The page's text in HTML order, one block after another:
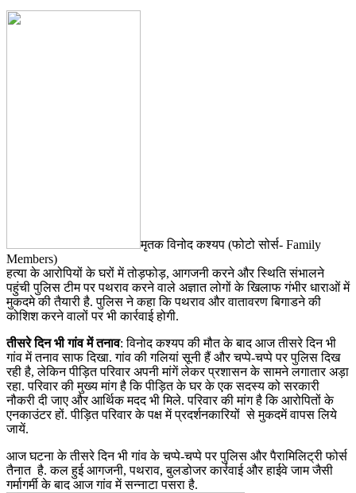
मृतक विनोद कश्यप (फोटो सोर्स- Family
Members)
हत्या के आरोपियों के घरों में तोड़फोड़, आगजनी करने और स्थिति संभालने
पहुंची पुलिस टीम पर पथराव करने वाले अज्ञात लोगों के खिलाफ गंभीर धाराओं में
मुकदमे की तैयारी है. पुलिस ने कहा कि पथराव और वातावरण बिगाडने की
कोशिश करने वालों पर भी कार्रवाई होगी.
तीसरे दिन भी गांव में तनाव: विनोद कश्यप की मौत के बाद आज तीसरे दिन भी
गांव में तनाव साफ दिखा. गांव की गलियां सूनी हैं और चप्पे-चप्पे पर पुलिस दिख
रही है, लेकिन पीड़ित परिवार अपनी मांगें लेकर प्रशासन के सामने लगातार अड़ा
रहा. परिवार की मुख्य मांग है कि पीड़ित के घर के एक सदस्य को सरकारी
नौकरी दी जाए और आर्थिक मदद भी मिले. परिवार की मांग है कि आरोपितों के
एनकाउंटर हों. पीड़ित परिवार के पक्ष में प्रदर्शनकारियों से मुकदमें वापस लिये
जायें.
आज घटना के तीसरे दिन भी गांव के चप्पे-चप्पे पर पुलिस और पैरामिलिट्री फोर्स
तैनात है. कल हुई आगजनी, पथराव, बुलडोजर कार्रवाई और हाईवे जाम जैसी
गर्मागर्मी के बाद आज गांव में सन्नाटा पसरा है.